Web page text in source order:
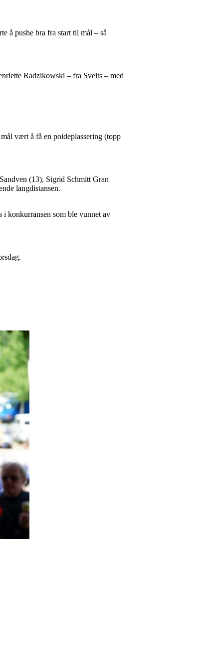
å pushe bra fra start til mål – så
Radzikowski – fra Sveits – med
vært å få en poideplassering (topp
(13), Sigrid Schmitt Gran
langdistansen.
konkurransen som ble vunnet av